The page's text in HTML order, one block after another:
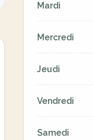
Mardi
Mercredi
Jeudi
Vendredi
Samedi